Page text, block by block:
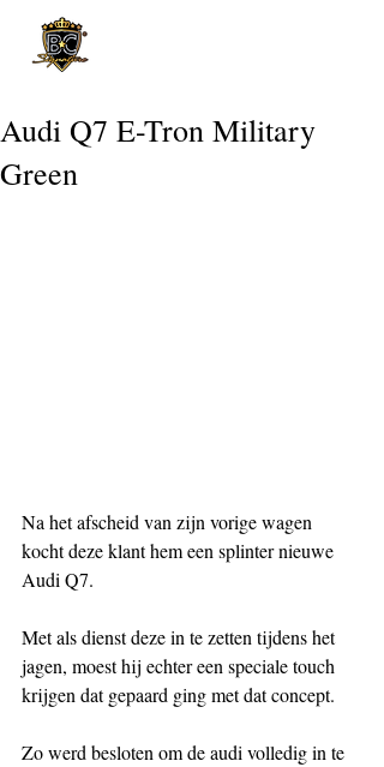
Audi Q7 E-Tron Military
Green
Na het afscheid van zijn vorige wagen
kocht deze klant hem een splinter nieuwe
Audi Q7.
Met als dienst deze in te zetten tijdens het
jagen, moest hij echter een speciale touch
krijgen dat gepaard ging met dat concept.
Zo werd besloten om de audi volledig in te